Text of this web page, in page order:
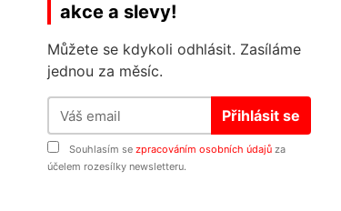
akce a slevy!
Můžete se kdykoli odhlásit. Zasíláme
jednou za měsíc.
Přihlásit se
Souhlasím se zpracováním osobních údajů za
účelem rozesílky newsletteru.